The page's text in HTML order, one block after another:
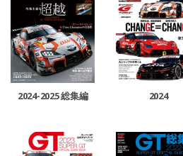
2024-2025 総集編 2024